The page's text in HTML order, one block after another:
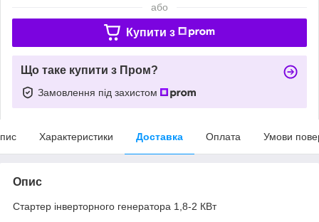
або
Купити з
Що таке купити з Пром?
Замовлення під захистом
Характеристики Доставка Оплата Умови
Опис
Стартер інверторного генератора 1,8-2 КВт